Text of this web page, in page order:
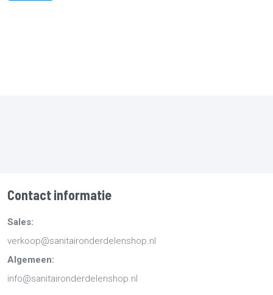
Contact informatie
Sales:
verkoop@sanitaironderdelenshop.nl
Algemeen:
info@sanitaironderdelenshop.nl